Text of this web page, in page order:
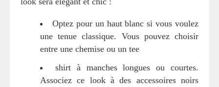
Optez pour un haut blanc si vous voulez
une tenue classique. Vous pouvez choisir
entre une chemise ou un tee
shirt à manches longues ou courtes.
Associez ce look à des accessoires noirs